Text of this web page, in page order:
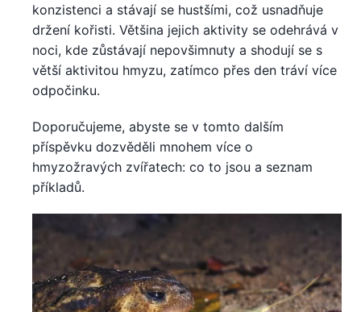
konzistenci a stávají se hustšími, což usnadňuje
držení kořisti. Většina jejich aktivity se odehrává v
noci, kde zůstávají nepovšimnuty a shodují se s
větší aktivitou hmyzu, zatímco přes den tráví více
odpočinku.
Doporučujeme, abyste se v tomto dalším
příspěvku dozvěděli mnohem více o
hmyzožravých zvířatech: co to jsou a seznam
příkladů.